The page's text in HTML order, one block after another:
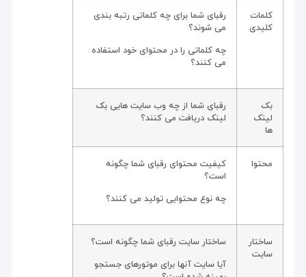
کلمات
کلیدی
رقبای شما برای چه کلماتی رتبه بندی
می شوند؟
چه کلماتی را در محتوای خود استفاده
می کنند؟
بک
لینک
ها
رقبای شما از چه وب سایت هایی بک
لینک دریافت می کنند؟
محتوا
کیفیت محتوای رقبای شما چگونه
است؟
چه نوع محتوایی تولید می کنند؟
ساختار
سایت
ساختار سایت رقبای شما چگونه است؟
آیا سایت آنها برای موتورهای جستجو